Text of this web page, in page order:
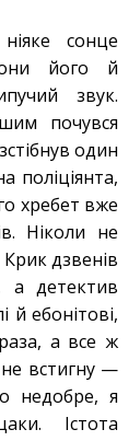
сонце
його й
звук.
почувся
один
поліціянта,
хребет вже
в. Ніколи не
Крик дзвенів
а детектив
й ебонітові,
а все ж
не встигну —
недобре, я
Істота